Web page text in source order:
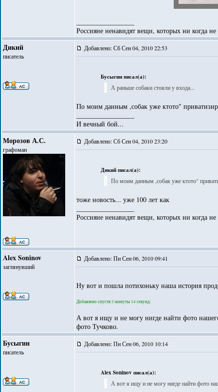
Россияне ненавидят вещи, которых ни когда
Дикий
писатель
Добавлено: Сб Сен 04, 2010 22:53
Бусыгин писал(а):
А раньше собаки стояли у входа...
По моим данным ,собак уже ктото"
И вечный бой...
Морозов А.С.
графоман
Добавлено: Сб Сен 04, 2010 23:20
Дикий писал(а):
По моим данным ,собак уже ктото"
тоже новость... уже 100 лет как
Россияне ненавидят вещи, которых ни когда
Alex Soninov
заглянувший
Добавлено: Пн Сен 06, 2010 09:41
Ну вот и пошла потихоньку наша история
Добавлено спустя 3 минуты 14 секунд:
А вот я ищу и не могу нигде найти фото
фото Тучково.
Бусыгин
писатель
Добавлено: Пн Сен 06, 2010 10:14
Alex Soninov писал(а):
А вот я ищу и не могу нигде найти фото